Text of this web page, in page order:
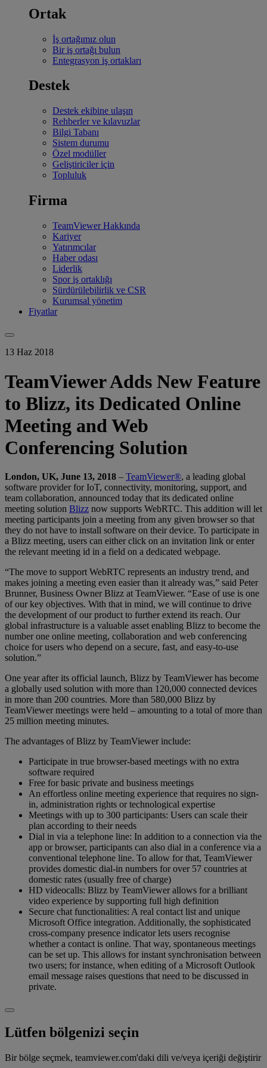
Ortak
İş ortağımız olun
Bir iş ortağı bulun
Entegrasyon iş ortakları
Destek
Destek ekibine ulaşın
Rehberler ve kılavuzlar
Bilgi Tabanı
Sistem durumu
Özel modüller
Geliştiriciler için
Topluluk
Firma
TeamViewer Hakkında
Kariyer
Yatırımcılar
Haber odası
Liderlik
Spor iş ortaklığı
Sürdürülebilirlik ve CSR
Kurumsal yönetim
Fiyatlar
13 Haz 2018
TeamViewer Adds New Feature
to Blizz, its Dedicated Online
Meeting and Web
Conferencing Solution
London, UK, June 13, 2018 – TeamViewer®, a leading global
software provider for IoT, connectivity, monitoring, support, and
team collaboration, announced today that its dedicated online
meeting solution Blizz now supports WebRTC. This addition will let
meeting participants join a meeting from any given browser so that
they do not have to install software on their device. To participate in
a Blizz meeting, users can either click on an invitation link or enter
the relevant meeting id in a field on a dedicated webpage.
“The move to support WebRTC represents an industry trend, and
makes joining a meeting even easier than it already was,” said Peter
Brunner, Business Owner Blizz at TeamViewer. “Ease of use is one
of our key objectives. With that in mind, we will continue to drive
the development of our product to further extend its reach. Our
global infrastructure is a valuable asset enabling Blizz to become the
number one online meeting, collaboration and web conferencing
choice for users who depend on a secure, fast, and easy-to-use
solution.”
One year after its official launch, Blizz by TeamViewer has become
a globally used solution with more than 120,000 connected devices
in more than 200 countries. More than 580,000 Blizz by
TeamViewer meetings were held – amounting to a total of more than
25 million meeting minutes.
The advantages of Blizz by TeamViewer include:
Participate in true browser-based meetings with no extra
software required
Free for basic private and business meetings
An effortless online meeting experience that requires no sign-
in, administration rights or technological expertise
Meetings with up to 300 participants: Users can scale their
plan according to their needs
Dial in via a telephone line: In addition to a connection via the
app or browser, participants can also dial in a conference via a
conventional telephone line. To allow for that, TeamViewer
provides domestic dial-in numbers for over 57 countries at
domestic rates (usually free of charge)
HD videocalls: Blizz by TeamViewer allows for a brilliant
video experience by supporting full high definition
Secure chat functionalities: A real contact list and unique
Microsoft Office integration. Additionally, the sophisticated
cross-company presence indicator lets users recognise
whether a contact is online. That way, spontaneous meetings
can be set up. This allows for instant synchronisation between
two users; for instance, when editing of a Microsoft Outlook
email message raises questions that need to be discussed in
private.
Lütfen bölgenizi seçin
Bir bölge seçmek, teamviewer.com'daki dili ve/veya içeriği değiştirir